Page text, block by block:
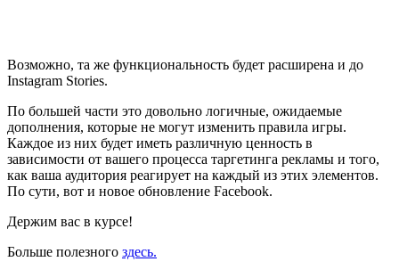
Возможно, та же функциональность будет расширена и до
Instagram Stories.
По большей части это довольно логичные, ожидаемые
дополнения, которые не могут изменить правила игры.
Каждое из них будет иметь различную ценность в
зависимости от вашего процесса таргетинга рекламы и того,
как ваша аудитория реагирует на каждый из этих элементов.
По сути, вот и новое обновление Facebook.
Держим вас в курсе!
Больше полезного здесь.